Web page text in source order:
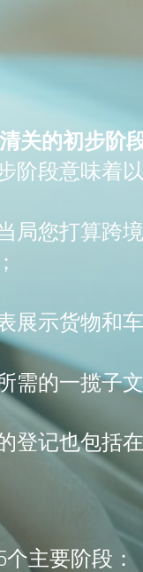
清关的初步阶
阶段意味着
局您打算跨
展示货物和车
需的一揽子文
登记也包括
个主要阶段：